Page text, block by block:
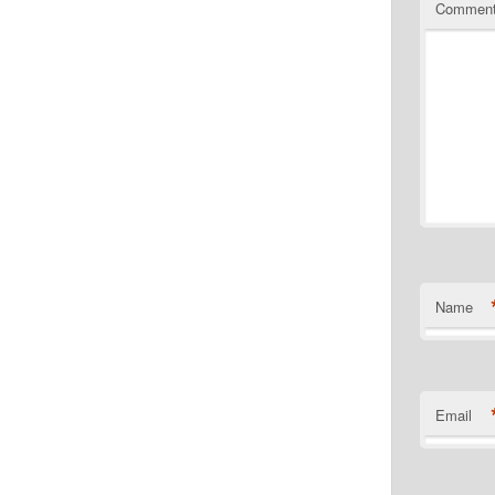
Name
Email